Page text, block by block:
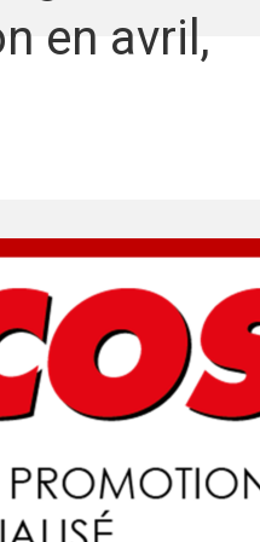
en avril,